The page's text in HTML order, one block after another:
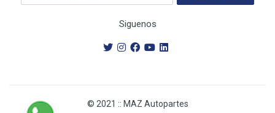
Siguenos
© 2021 :: MAZ Autopartes